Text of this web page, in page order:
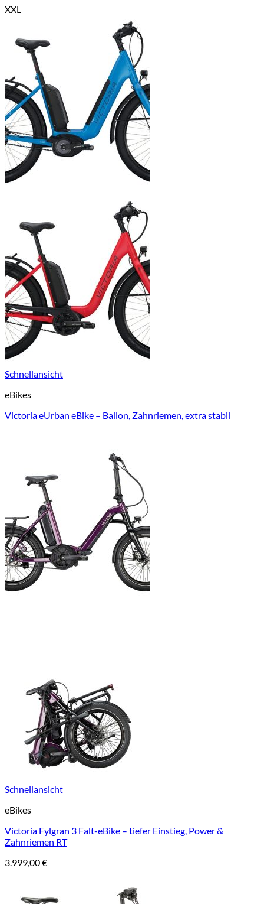
XXL
Schnellansicht
eBikes
Victoria eUrban eBike – Ballon, Zahnriemen, extra stabil
Schnellansicht
eBikes
Victoria Fylgran 3 Falt-eBike – tiefer Einstieg, Power &
Zahnriemen RT
3.999,00€